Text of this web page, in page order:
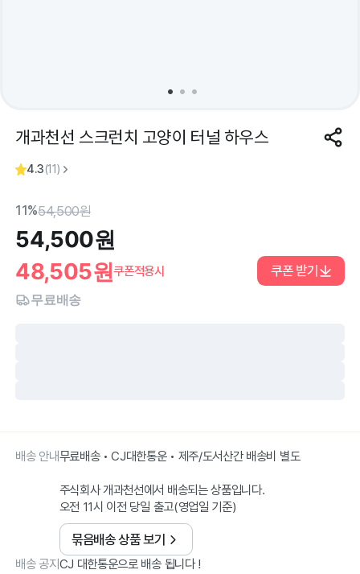
개과천선 스크런치 고양이 터널 하우스
4.3(11)
11%54,500원
54,500원
48,505원쿠폰적용시 쿠폰 받기
무료배송
배송 안내무료배송 • CJ대한통운 • 제주/도서산간 배송비 별도
주식회사 개과천선에서 배송되는 상품입니다.
오전 11시 이전 당일 출고(영업일 기준)
묶음배송 상품 보기
배송 공지CJ 대한통운으로 배송 됩니다 !